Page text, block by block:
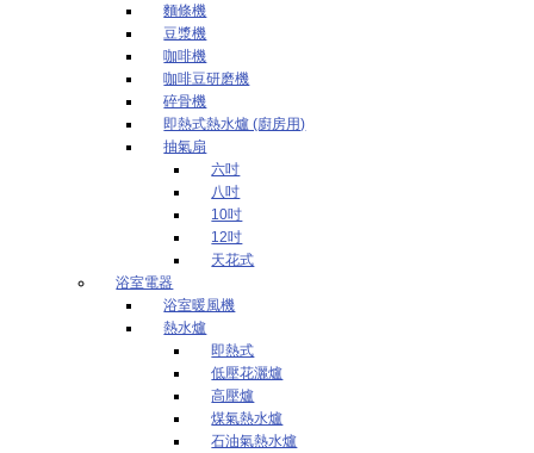
麵條機
豆漿機
咖啡機
咖啡豆研磨機
碎骨機
即熱式熱水爐 (廚房用)
抽氣扇
六吋
八吋
10吋
12吋
天花式
浴室電器
浴室暖風機
熱水爐
即熱式
低壓花灑爐
高壓爐
煤氣熱水爐
石油氣熱水爐